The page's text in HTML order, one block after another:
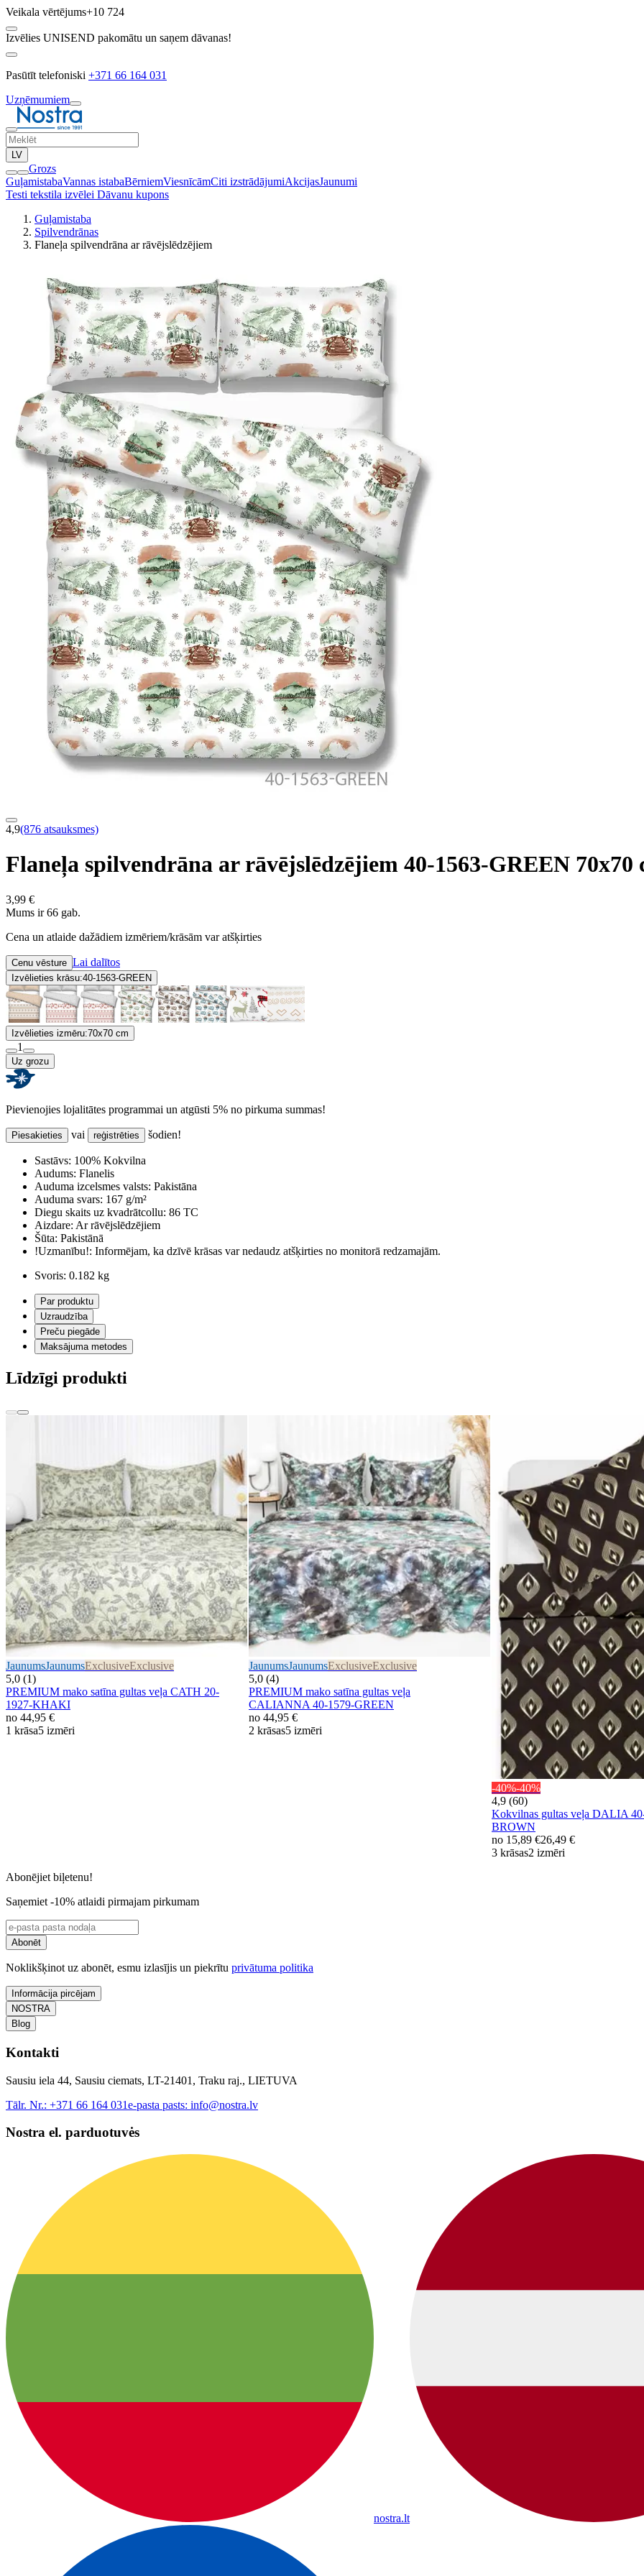
Veikala vērtējums+10 724
Izvēlies UNISEND pakomātu un saņem dāvanas!
Pasūtīt telefoniski +371 66 164 031
Uzņēmumiem
LV
Grozs
GuļamistabaVannas istabaBērniemViesnīcāmCiti izstrādājumiAkcijasJaunumi
Testi tekstila izvēlei Dāvanu kupons
Guļamistaba
Spilvendrānas
Flaneļa spilvendrāna ar rāvējslēdzējiem
4,9(876 atsauksmes)
Flaneļa spilvendrāna ar rāvējslēdzējiem 40-1563-GREEN 70x70
3,99 €
Mums ir 66 gab.
Cena un atlaide dažādiem izmēriem/krāsām var atšķirties
Cenu vēsture Lai dalītos
Izvēlieties krāsu:40-1563-GREEN
Izvēlieties izmēru:70x70 cm
1
Uz grozu
Pievienojies lojalitātes programmai un atgūsti 5% no pirkuma summas!
Piesakieties vai reģistrēties šodien!
Sastāvs: 100% Kokvilna
Audums: Flanelis
Auduma izcelsmes valsts: Pakistāna
Auduma svars: 167 g/m²
Diegu skaits uz kvadrātcollu: 86 TC
Aizdare: Ar rāvējslēdzējiem
Šūta: Pakistānā
!Uzmanību!: Informējam, ka dzīvē krāsas var nedaudz atšķirties no monitorā redzamajām.
Svoris: 0.182 kg
Par produktu
Uzraudzība
Preču piegāde
Maksājuma metodes
Līdzīgi produkti
JaunumsJaunumsExclusiveExclusive
5,0 (1)
PREMIUM mako satīna gultas veļa CATH 20-
1927-KHAKI
no 44,95 €
1 krāsa5 izmēri
JaunumsJaunumsExclusiveExclusive
5,0 (4)
PREMIUM mako satīna gultas veļa
CALIANNA 40-1579-GREEN
no 44,95 €
2 krāsas5 izmēri
-40%-40%
4,9 (60)
Kokvilnas gultas veļa DALIA
BROWN
no 15,89 €26,49 €
3 krāsas2 izmēri
Abonējiet biļetenu!
Saņemiet -10% atlaidi pirmajam pirkumam
Abonēt
Noklikšķinot uz abonēt, esmu izlasījis un piekrītu privātuma politika
Informācija pircējam
NOSTRA
Blog
Kontakti
Sausiu iela 44, Sausiu ciemats, LT-21401, Traku raj., LIETUVA
Tālr. Nr.: +371 66 164 031e-pasta pasts: info@nostra.lv
Nostra el. parduotuvės
nostra.lt